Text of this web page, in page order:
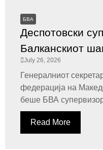
БВА
Деспотовски
Балканскиот
July 26, 2026
Генералниот
федерација на
беше БВА
Read More